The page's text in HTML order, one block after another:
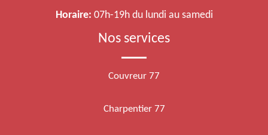
Horaire: 07h-19h du lundi au samedi
Nos services
Couvreur 77
Charpentier 77